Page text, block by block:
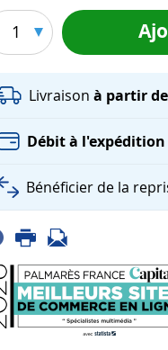
1
Livraisonà partir
Débit à
Bénéficier de la